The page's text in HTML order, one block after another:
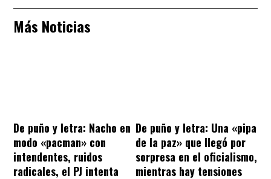
Más Noticias
De puño y letra: Nacho en
modo «pacman» con
intendentes, ruidos
radicales, el PJ intenta
De puño y letra: Una «pipa
de la paz» que llegó por
sorpresa en el oficialismo,
mientras hay tensiones